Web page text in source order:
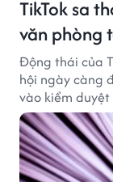
TikTok sa
văn phòng
Động thái của
hội ngày càng
vào kiểm